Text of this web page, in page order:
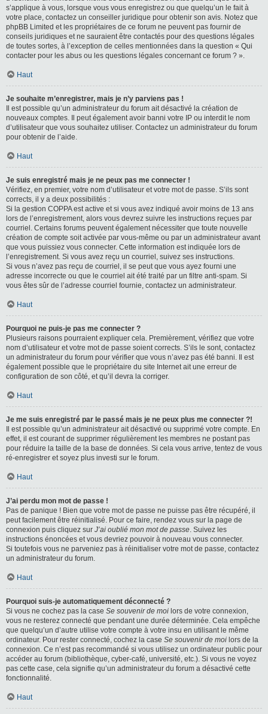
s’applique à vous, lorsque vous vous enregistrez ou que quelqu’un le fait à
votre place, contactez un conseiller juridique pour obtenir son avis. Notez que
phpBB Limited et les propriétaires de ce forum ne peuvent pas fournir de
conseils juridiques et ne sauraient être contactés pour des questions légales
de toutes sortes, à l’exception de celles mentionnées dans la question « Qui
contacter pour les abus ou les questions légales concernant ce forum ? ».
Haut
Je souhaite m’enregistrer, mais je n’y parviens pas !
Il est possible qu’un administrateur du forum ait désactivé la création de
nouveaux comptes. Il peut également avoir banni votre IP ou interdit le nom
d’utilisateur que vous souhaitez utiliser. Contactez un administrateur du forum
pour obtenir de l’aide.
Haut
Je suis enregistré mais je ne peux pas me connecter !
Vérifiez, en premier, votre nom d’utilisateur et votre mot de passe. S’ils sont
corrects, il y a deux possibilités :
Si la gestion COPPA est active et si vous avez indiqué avoir moins de 13 ans
lors de l’enregistrement, alors vous devrez suivre les instructions reçues par
courriel. Certains forums peuvent également nécessiter que toute nouvelle
création de compte soit activée par vous-même ou par un administrateur avant
que vous puissiez vous connecter. Cette information est indiquée lors de
l’enregistrement. Si vous avez reçu un courriel, suivez ses instructions.
Si vous n’avez pas reçu de courriel, il se peut que vous ayez fourni une
adresse incorrecte ou que le courriel ait été traité par un filtre anti-spam. Si
vous êtes sûr de l’adresse courriel fournie, contactez un administrateur.
Haut
Pourquoi ne puis-je pas me connecter ?
Plusieurs raisons pourraient expliquer cela. Premièrement, vérifiez que votre
nom d’utilisateur et votre mot de passe soient corrects. S’ils le sont, contactez
un administrateur du forum pour vérifier que vous n’avez pas été banni. Il est
également possible que le propriétaire du site Internet ait une erreur de
configuration de son côté, et qu’il devra la corriger.
Haut
Je me suis enregistré par le passé mais je ne peux plus me connecter ?!
Il est possible qu’un administrateur ait désactivé ou supprimé votre compte. En
effet, il est courant de supprimer régulièrement les membres ne postant pas
pour réduire la taille de la base de données. Si cela vous arrive, tentez de vous
ré-enregistrer et soyez plus investi sur le forum.
Haut
J’ai perdu mon mot de passe !
Pas de panique ! Bien que votre mot de passe ne puisse pas être récupéré, il
peut facilement être réinitialisé. Pour ce faire, rendez vous sur la page de
connexion puis cliquez sur J’ai oublié mon mot de passe. Suivez les
instructions énoncées et vous devriez pouvoir à nouveau vous connecter.
Si toutefois vous ne parveniez pas à réinitialiser votre mot de passe, contactez
un administrateur du forum.
Haut
Pourquoi suis-je automatiquement déconnecté ?
Si vous ne cochez pas la case Se souvenir de moi lors de votre connexion,
vous ne resterez connecté que pendant une durée déterminée. Cela empêche
que quelqu’un d’autre utilise votre compte à votre insu en utilisant le même
ordinateur. Pour rester connecté, cochez la case Se souvenir de moi lors de la
connexion. Ce n’est pas recommandé si vous utilisez un ordinateur public pour
accéder au forum (bibliothèque, cyber-café, université, etc.). Si vous ne voyez
pas cette case, cela signifie qu’un administrateur du forum a désactivé cette
fonctionnalité.
Haut